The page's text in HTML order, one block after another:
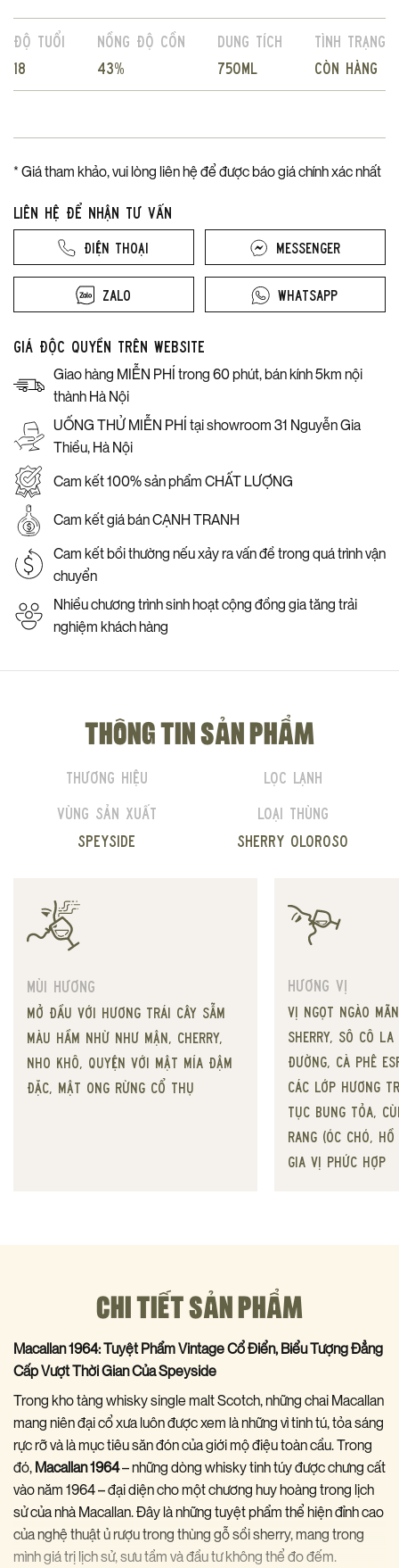
Độ tuổi
18
Nồng độ cồn
43%
Dung tích
750ml
Tình trạng
Còn hàng
* Giá tham khảo, vui lòng liên hệ để được báo giá chính xác nhất
Liên hệ để nhận tư vấn
Điện thoại
Zalo
Messenger
Whatsapp
Giá độc quyền trên website
Giao hàng MIỄN PHÍ trong 60 phút, bán kính 5km nội
thành Hà Nội
UỐNG THỬ MIỄN PHÍ tại showroom 31 Nguyễn Gia
Thiều, Hà Nội
Cam kết 100% sản phẩm CHẤT LƯỢNG
Cam kết giá bán CẠNH TRANH
Cam kết bồi thường nếu xảy ra vấn đề trong quá trình vận
chuyển
Nhiều chương trình sinh hoạt cộng đồng gia tăng trải
nghiệm khách hàng
THÔNG TIN SẢN PHẨM
Thương hiệu
Lọc lạnh
Vùng sản xuất
Speyside
Loại thùng
Sherry Oloroso
Mùi hương
Mở đầu với hương trái cây sẫm
màu hầm nhừ như mận, cherry,
nho khô, quyện với mật mía đậm
đặc, mật ong rừng cổ thụ
Hương vị
Vị ngọt ngào
sherry, sô cô la
đường, cà phê
Các lớp hương
tục bung tỏa,
rang (óc chó,
gia vị phức hợp
CHI TIẾT SẢN PHẨM
Macallan 1964: Tuyệt Phẩm Vintage Cổ Điển, Biểu Tượng Đẳng
Cấp Vượt Thời Gian Của Speyside
Trong kho tàng whisky single malt Scotch, những chai Macallan
mang niên đại cổ xưa luôn được xem là những vì tinh tú, tỏa sáng
rực rỡ và là mục tiêu săn đón của giới mộ điệu toàn cầu. Trong
đó,Macallan 1964– những dòng whisky tinh túy được chưng cất
vào năm 1964 – đại diện cho một chương huy hoàng trong lịch
sử của nhà Macallan. Đây là những tuyệt phẩm thể hiện đỉnh cao
của nghệ thuật ủ rượu trong thùng gỗ sồi sherry, mang trong
mình giá trị lịch sử, sưu tầm và đầu tư không thể đo đếm.